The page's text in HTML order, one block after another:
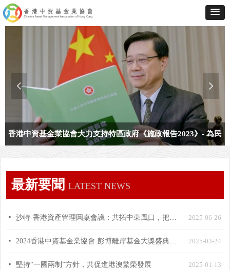
香港中資基金業協會大力支持特區政府《施政報告2023》- 為民
生、拼經濟、做實事
넳 넲
最新要聞 LATEST NEWS
2025-06-26
넷 沙特-香港資產管理圓桌會議：共拓中東風口，把握跨境投資新機遇
2025-03-24
넷 2024香港中資基金業協會·彭博離岸基金大獎盛典成功舉辦
2025-01-13
넷 堅持“一國兩制”方針，共促進港澳繁榮發展